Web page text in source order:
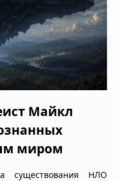
Майкл
миром
существования НЛО